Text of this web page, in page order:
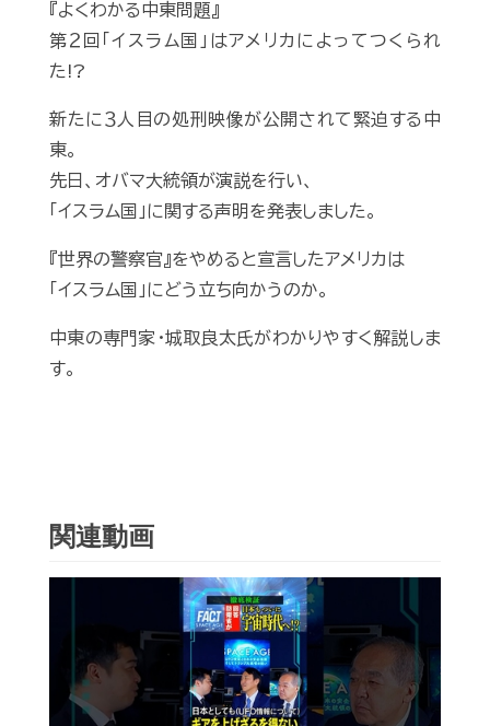
『よくわかる中東問題』
第２回「イスラム国」はアメリカによってつくられ
た!?
新たに３人目の処刑映像が公開されて緊迫する中
東。
先日、オバマ大統領が演説を行い、
「イスラム国」に関する声明を発表しました。
『世界の警察官』をやめると宣言したアメリカは
「イスラム国」にどう立ち向かうのか。
中東の専門家・城取良太氏がわかりやすく解説しま
す。
関連動画